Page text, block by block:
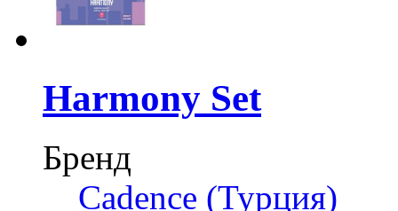
Harmony Set
Бренд
Cadence (Турция)